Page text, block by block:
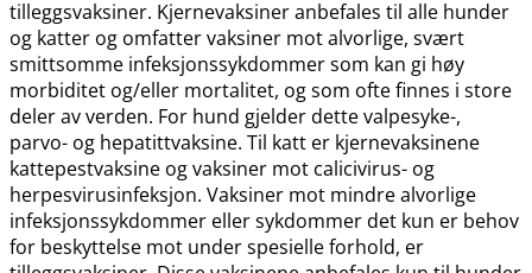
tilleggsvaksiner. Kjernevaksiner anbefales til alle hunder
og katter og omfatter vaksiner mot alvorlige, svært
smittsomme infeksjonssykdommer som kan gi høy
morbiditet og​/​eller mortalitet, og som ofte finnes i store
deler av verden. For hund gjelder dette valpesyke-,
parvo- og hepatittvaksine. Til katt er kjernevaksinene
kattepestvaksine og vaksiner mot calicivirus- og
herpesvirusinfeksjon. Vaksiner mot mindre alvorlige
infeksjonssykdommer eller sykdommer det kun er behov
for beskyttelse mot under spesielle forhold, er